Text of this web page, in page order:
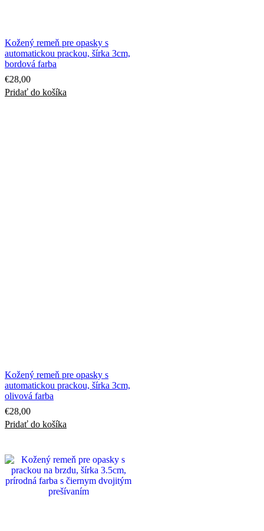
Kožený remeň pre opasky s
automatickou prackou, šírka 3cm,
bordová farba
€28,00
Pridať do košíka
Kožený remeň pre opasky s
automatickou prackou, šírka 3cm,
olivová farba
€28,00
Pridať do košíka